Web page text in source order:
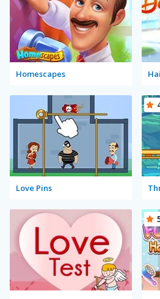
Homescapes
Love Pins